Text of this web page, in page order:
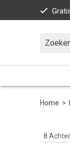
Home >
8